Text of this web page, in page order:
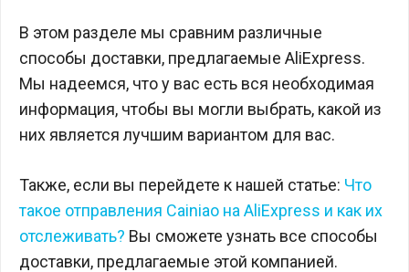
В этом разделе мы сравним различные
способы доставки, предлагаемые AliExpress.
Мы надеемся, что у вас есть вся необходимая
информация, чтобы вы могли выбрать, какой из
них является лучшим вариантом для вас.
Также, если вы перейдете к нашей статье: Что
такое отправления Cainiao на AliExpress и как их
отслеживать? Вы сможете узнать все способы
доставки, предлагаемые этой компанией.